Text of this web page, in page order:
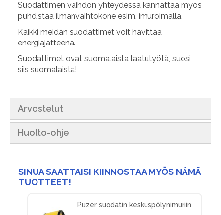
Suodattimen vaihdon yhteydessä kannattaa myös
puhdistaa ilmanvaihtokone esim. imuroimalla.
Kaikki meidän suodattimet voit hävittää
energiajätteenä.
Suodattimet ovat suomalaista laatutyötä, suosi
siis suomalaista!
Arvostelut
Huolto-ohje
SINUA SAATTAISI KIINNOSTAA MYÖS NÄMÄ
TUOTTEET!
Puzer suodatin keskuspölynimuriin